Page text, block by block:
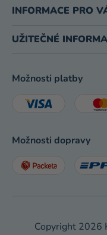
INFORMACE PRO
UŽITEČNÉ
Možnosti platby
Možnosti dopravy
Copyright 2026